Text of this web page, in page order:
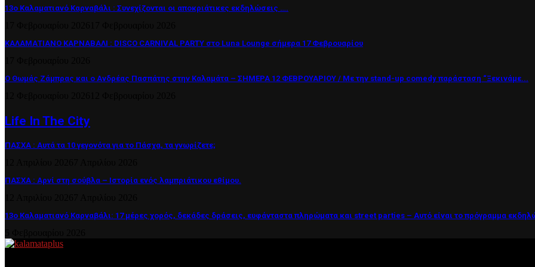
13ο Καλαματιανό Καρναβάλι : Συνεχίζονται οι αποκριάτικες εκδηλώσεις ….
ΚΑΛΑΜΑΤΙΑΝΟ ΚΑΡΝΑΒΑΛΙ : DISCO CARNIVAL PARTY στο Luna Lounge σήμερα 17 Φεβρουαρίου
Ο Θωμάς Ζάμπρας και ο Ανδρέας Πασπάτης στην Καλαμάτα – ΣΗΜΕΡΑ 12 ΦΕΒΡΟΥΑΡΙΟΥ / Με την stand-up comedy παράσταση “Ξεκινάμε...
Life In The City
ΠΑΣΧΑ : Αυτά τα 10 γεγονότα για το Πάσχα, τα γνωρίζετε;
ΠΑΣΧΑ : Αρνί στη σούβλα – Ιστορία ενός λαμπριάτικου εθίμου.
13ο Καλαματιανό Καρναβάλι: 17 μέρες χορός, δεκάδες δράσεις, ευφάνταστα πληρώματα και street parties – Αυτό είναι το πρόγραμμα